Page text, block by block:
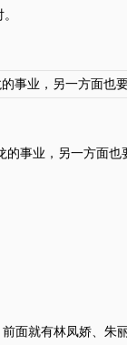
事业，另一方面也
就有林凤娇、朱